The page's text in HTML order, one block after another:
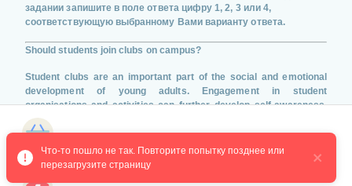
задании запишите в поле ответа цифру1, 2, 3 или 4,
соответствующую выбранному Вами варианту ответа.
Should students join clubs on campus?
Student clubs are an important part of the social and emotional
development of young adults. Engagement in student
organisations and activities can further develop self-awareness,
self-management, and foster empathetic connections with others.
I recognize a few downsides to the number of student
organisations on my campus, especially in how resume-building
Что-то пошло не так. Повторите попытку позднее или
перезагрузите страницу